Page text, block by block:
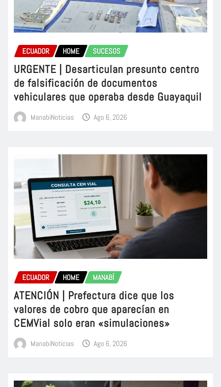
ECUADOR HOME SUCESOS
URGENTE | Desarticulan presunto centro
de falsificación de documentos
vehiculares que operaba desde Guayaquil
ManabiNoticias Ago 6, 2026
ECUADOR HOME MANABÍ
ATENCIÓN | Prefectura dice que los
valores de cobro que aparecían en
CEMVial solo eran «simulaciones»
ManabiNoticias Ago 6, 2026